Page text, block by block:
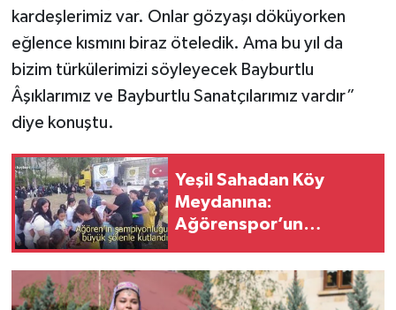
kardeşlerimiz var. Onlar gözyaşı döküyorken
eğlence kısmını biraz öteledik. Ama bu yıl da
bizim türkülerimizi söyleyecek Bayburtlu
Âşıklarımız ve Bayburtlu Sanatçılarımız vardır”
diye konuştu.
Yeşil Sahadan Köy
Meydanına:
Ağörenspor’un
Kutlandı